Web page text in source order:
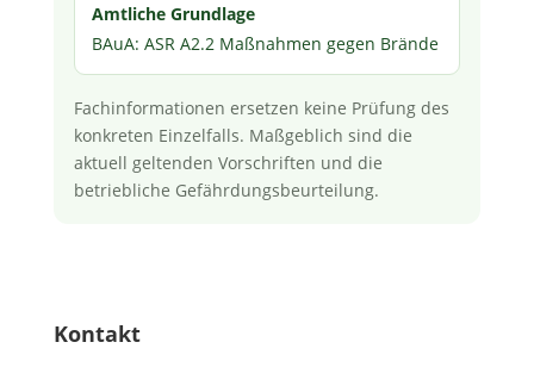
Amtliche Grundlage
BAuA: ASR A2.2 Maßnahmen gegen Brände
Fachinformationen ersetzen keine Prüfung des
konkreten Einzelfalls. Maßgeblich sind die
aktuell geltenden Vorschriften und die
betriebliche Gefährdungsbeurteilung.
Kontakt